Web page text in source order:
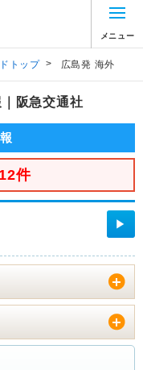
メニュー
トップ > 広島発 海外
阪急交通社
件
▶